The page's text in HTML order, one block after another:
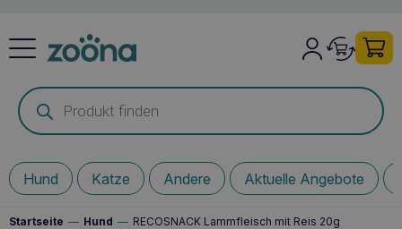
Products
search
Hund Katze Andere Aktuelle Angebote
Startseite — Hund — RECOSNACK Lammfleisch mit Reis 20g